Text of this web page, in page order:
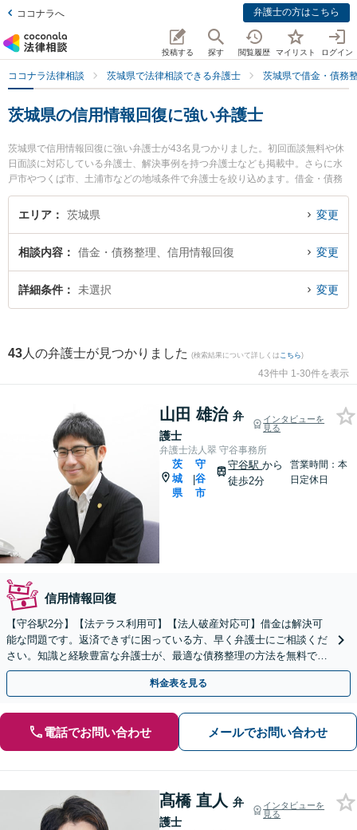
ココナラへ 弁護士の方はこちら
投稿する 探す 閲覧履歴 マイリスト ログイン
ココナラ法律相談 茨城県で法律相談できる弁護士 茨城県で借金・債務
茨城県の信用情報回復に強い弁護士
茨城県で信用情報回復に強い弁護士が43名見つかりました。初回面談無料や休
日面談に対応している弁護士、解決事例を持つ弁護士なども掲載中。さらに水
戸市やつくば市、土浦市などの地域条件で弁護士を絞り込めます。借金・債務
整理に関係する消費者金融の債務整理やクレジット会社の債務整理、リボ払い
の債務整理等の細かな分野での絞り込み検索もでき便利です。特に弁護士法人
が注目されています。『茨城県で土日や夜間に発生した信用情報回復のトラブ
ルを今すぐに弁護士に相談したい』『信用情報回復のトラブル解決の実績豊富
な近くの弁護士を検索したい』『初回相談無料で信用情報回復を法律相談でき
エリア 茨城県 変更
相談内容 借金・債務整理、信用情報回復 変更
詳細条件 未選択 変更
43 人の弁護士が見つかりました (検索結果について詳しくは こちら)
43件中 1-30件を表示
山田 雄治 弁
護士
インタビューを
見る
弁護士法人翠 守谷事務所
茨
城
県
|
守
谷
市
守谷駅から
徒歩2分
営業時間：本
日定休日
信用情報回復
【守谷駅2分】【法テラス利用可】【法人破産対応可】借金は解決可
能な問題です。返済できずに困っている方、早く弁護士にご相談くだ
さい。知識と経験豊富な弁護士が、最適な債務整理の方法を無料で診
断します。金融機関への助言･指導経験あり。
料金表を見る
電話でお問い合わせ メールでお問い合わせ
髙橋 直人 弁
護士
インタビューを
見る